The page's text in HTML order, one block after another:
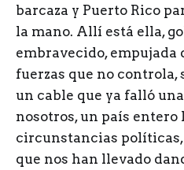
barcaza y Puerto Rico
la mano. Allí está ella,
embravecido, empujada
fuerzas que no controla,
un cable que ya falló
nosotros, un país
circunstancias
que nos han llevado